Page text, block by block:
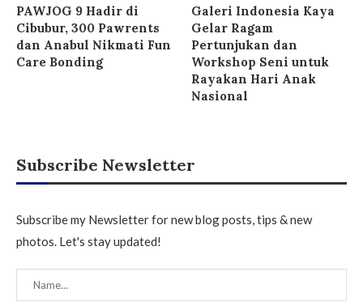
PAWJOG 9 Hadir di
Cibubur, 300 Pawrents
dan Anabul Nikmati Fun
Care Bonding
Galeri Indonesia Kaya
Gelar Ragam
Pertunjukan dan
Workshop Seni untuk
Rayakan Hari Anak
Nasional
Subscribe Newsletter
Subscribe my Newsletter for new blog posts, tips & new
photos. Let's stay updated!